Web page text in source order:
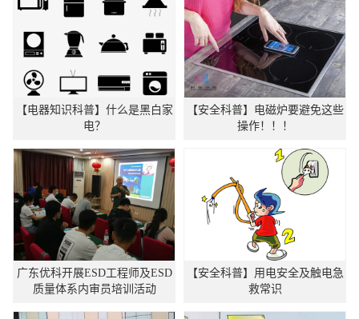
【电器知识科普】什么是黑白家
电？
【安全科普】电磁炉要避免这些
操作！！！
广东优科开展ESD工程师及ESD
质量体系内审员培训活动
【安全科普】用电安全及触电急
救常识